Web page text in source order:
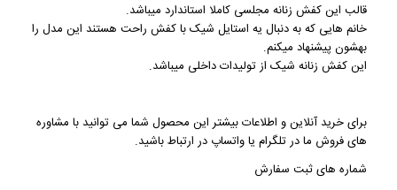
قالب اینکفش زنانه مجلسی کاملا استاندارد میباشد.
خانم هایی که به دنبال یه استایل شیک با کفش راحت هستند این مدل را
بهشون پیشنهاد میکنم.
اینکفش زنانه شیکاز تولیدات داخلی میباشد.
برای خرید آنلاین و اطلاعات بیشتر این محصول شما می توانید با مشاوره
های فروش ما در تلگرام یا واتساپ در ارتباط باشید.
شماره های ثبت سفارش